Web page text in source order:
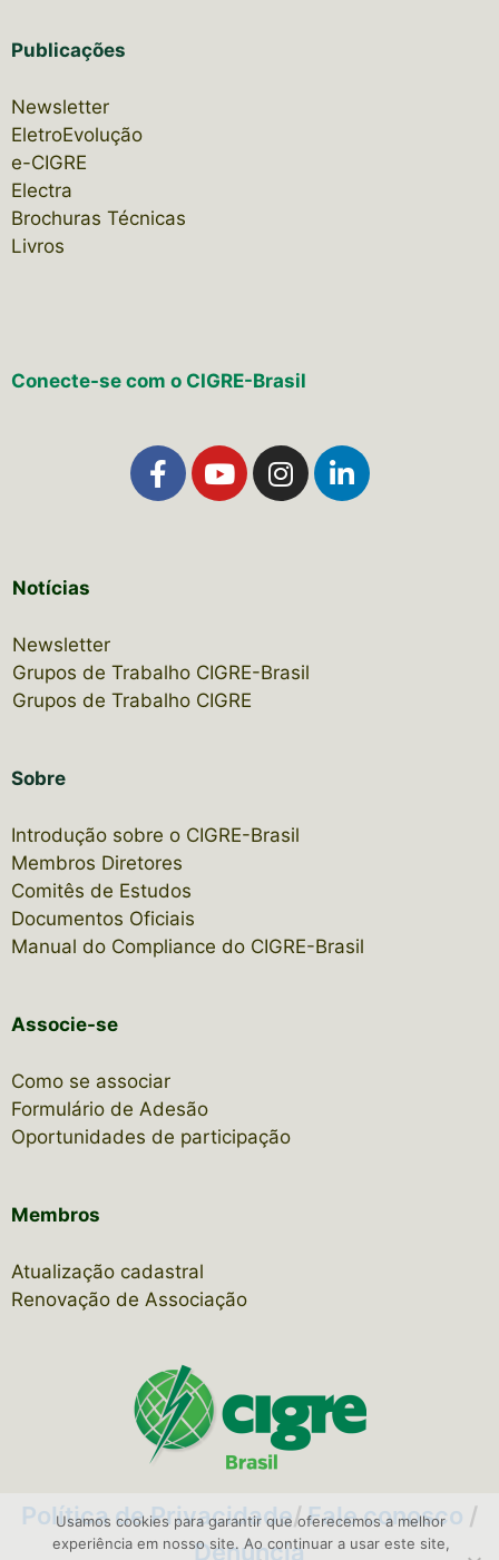
Publicações
Newsletter
EletroEvolução
e-CIGRE
Electra
Brochuras Técnicas
Livros
Conecte-se com o CIGRE-Brasil
Notícias
Newsletter
Grupos de Trabalho CIGRE-Brasil
Grupos de Trabalho CIGRE
Sobre
Introdução sobre o CIGRE-Brasil
Membros Diretores
Comitês de Estudos
Documentos Oficiais
Manual do Compliance do CIGRE-Brasil
Associe-se
Como se associar
Formulário de Adesão
Oportunidades de participação
Membros
Atualização cadastral
Renovação de Associação
Política de Privacidade/Fale conosco /
Denúncia
Usamos cookies para garantir que oferecemos a melhor
experiência em nosso site. Ao continuar a usar este site,